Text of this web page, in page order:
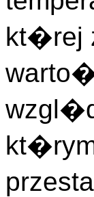
kt�rej